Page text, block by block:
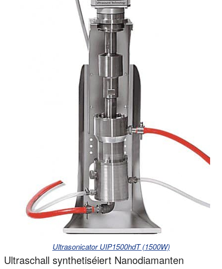
Ultrasonicator UIP1500hdT (1500W)
Ultraschall synthetiséiert Nanodiamanten